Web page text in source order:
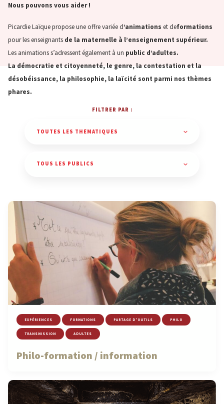
Nous pouvons vous aider !
Picardie Laïque propose une offre variée d’animations et deformations
pour les enseignants de la maternelle à l’enseignement supérieur.
Les animations s’adressent également à un public d’adultes.
La démocratie et citoyenneté, le genre, la contestation et la
désobéissance, la philosophie, la laïcité sont parmi nos thèmes
phares.
FILTRER PAR :
EXPÉRIENCES FORMATIONS PARTAGE D'OUTILS PHILO
TRANSMISSION ADULTES
Philo-formation / information